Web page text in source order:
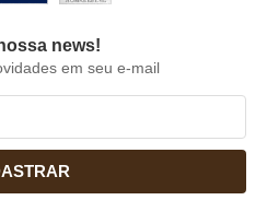
news!
em seu e-mail